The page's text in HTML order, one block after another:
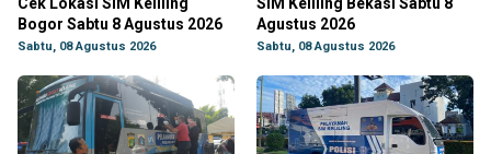
Bogor Sabtu 8 Agustus 2026
Sabtu, 08 Agustus 2026
Agustus 2026
Sabtu, 08 Agustus 2026